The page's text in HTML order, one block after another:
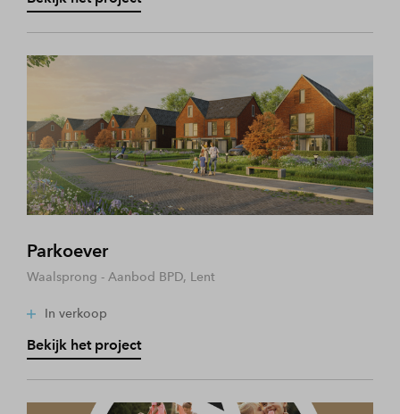
Parkoever
Waalsprong - Aanbod BPD, Lent
In verkoop
Bekijk het project